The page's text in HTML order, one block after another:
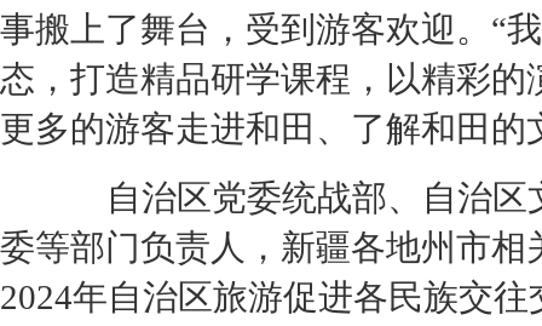
事搬上了舞台，受到游客欢迎。“
态，打造精品研学课程，以精彩
更多的游客走进和田、了解和田的
自治区党委统战部、自治区
委等部门负责人，新疆各地州市相
2024年自治区旅游促进各民族交